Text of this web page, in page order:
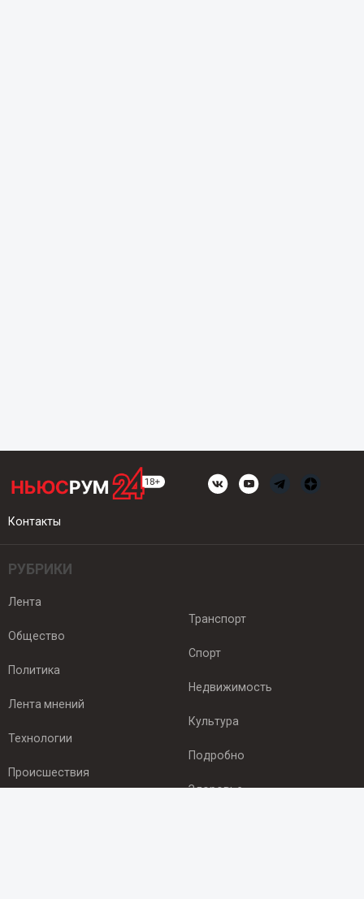
Контакты
РУБРИКИ
Лента
Общество
Политика
Лента мнений
Технологии
Происшествия
Транспорт
Спорт
Недвижимость
Культура
Подробно
Здоровье